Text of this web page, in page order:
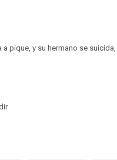
a pique, y su hermano se